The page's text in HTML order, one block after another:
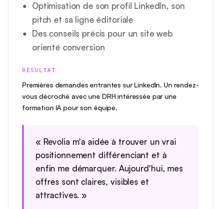
Optimisation de son profil LinkedIn, son
pitch et sa ligne éditoriale
Des conseils précis pour un site web
orienté conversion
RÉSULTAT
Premières demandes entrantes sur LinkedIn. Un rendez-
vous décroché avec une DRH intéressée par une
formation IA pour son équipe.
« Revolia m'a aidée à trouver un vrai
positionnement différenciant et à
enfin me démarquer. Aujourd'hui, mes
offres sont claires, visibles et
attractives. »